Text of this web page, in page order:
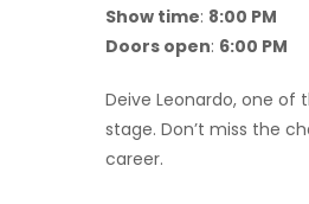
Show time: 8:00 PM
Doors open: 6:00 PM
Deive Leonardo, one of
stage. Don’t miss the
career.